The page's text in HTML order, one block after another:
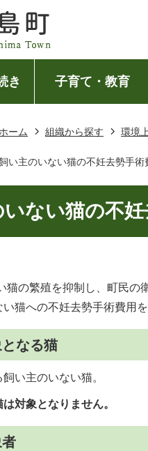
き 子育て・教育
ホーム 組織から探す 環境
い主のいない猫の不妊去勢手術
ない猫の不
猫の繁殖を抑制し、町民の
猫への不妊去勢手術費用を
なる猫
い主のいない猫。
は対象となりません。